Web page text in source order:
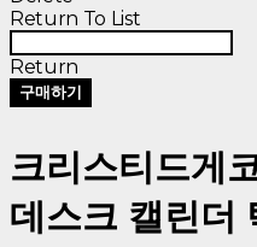
Return To List
Return
구매하기
크리스티드게
데스크 캘린더